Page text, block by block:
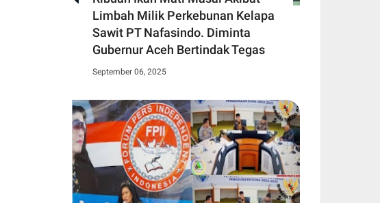
Limbah Milik Perkebunan Kelapa
Sawit PT Nafasindo. Diminta
Gubernur Aceh Bertindak Tegas
September 06, 2025